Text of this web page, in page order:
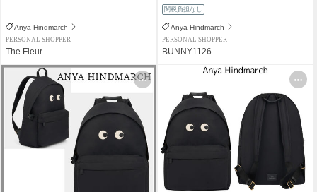
Anya Hindmarch
PERSONAL SHOPPER
The Fleur
関税負担なし
Anya Hindmarch
PERSONAL SHOPPER
BUNNY1126